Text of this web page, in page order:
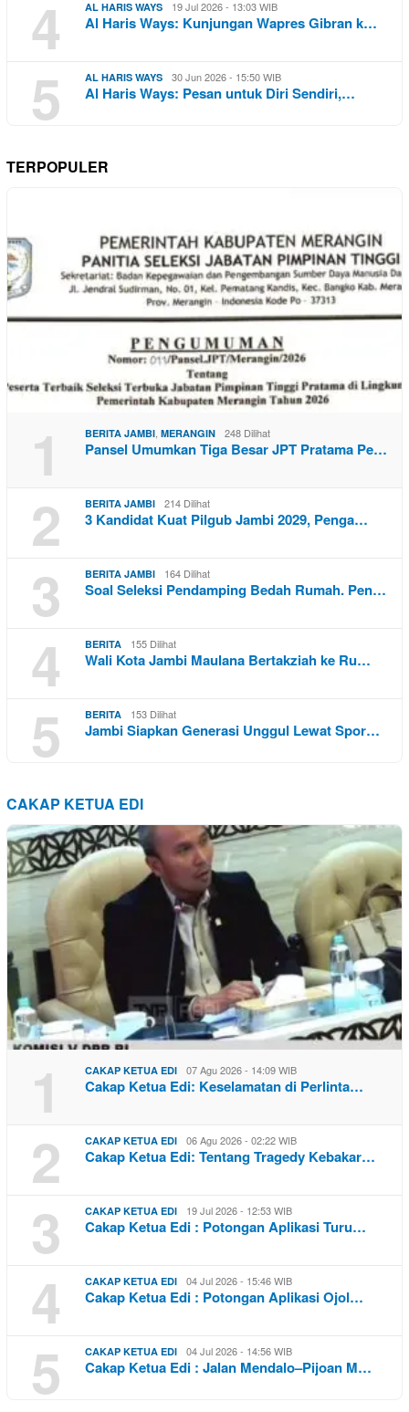
4 AL HARIS WAYS 19 Jul 2026 - 13:03 WIB
Al Haris Ways: Kunjungan Wapres Gibran k…
5 AL HARIS WAYS 30 Jun 2026 - 15:50 WIB
Al Haris Ways: Pesan untuk Diri Sendiri,…
TERPOPULER
1 BERITA JAMBI, MERANGIN 248 Dilihat
Pansel Umumkan Tiga Besar JPT Pratama Pe…
2 BERITA JAMBI 214 Dilihat
3 Kandidat Kuat Pilgub Jambi 2029, Penga…
3 BERITA JAMBI 164 Dilihat
Soal Seleksi Pendamping Bedah Rumah. Pen…
4 BERITA 155 Dilihat
Wali Kota Jambi Maulana Bertakziah ke Ru…
5 BERITA 153 Dilihat
Jambi Siapkan Generasi Unggul Lewat Spor…
CAKAP KETUA EDI
1 CAKAP KETUA EDI 07 Agu 2026 - 14:09 WIB
Cakap Ketua Edi: Keselamatan di Perlinta…
2 CAKAP KETUA EDI 06 Agu 2026 - 02:22 WIB
Cakap Ketua Edi: Tentang Tragedy Kebakar…
3 CAKAP KETUA EDI 19 Jul 2026 - 12:53 WIB
Cakap Ketua Edi : Potongan Aplikasi Turu…
4 CAKAP KETUA EDI 04 Jul 2026 - 15:46 WIB
Cakap Ketua Edi : Potongan Aplikasi Ojol…
5 CAKAP KETUA EDI 04 Jul 2026 - 14:56 WIB
Cakap Ketua Edi : Jalan Mendalo–Pijoan M…